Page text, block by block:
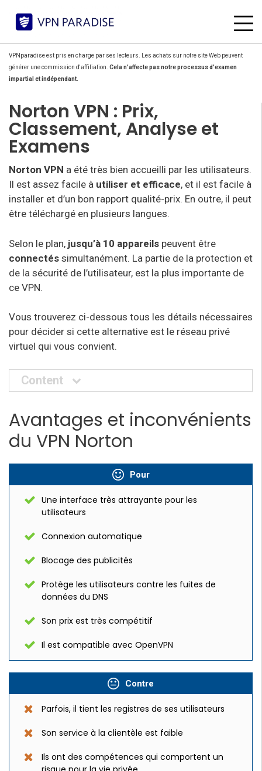
VPNparadise est pris en charge par ses lecteurs. Les achats sur notre site Web peuvent
générer une commission d'affiliation. Cela n'affecte pas notre processus d'examen
impartial et indépendant.
Norton VPN : Prix,
Classement, Analyse et
Examens
Norton VPN a été très bien accueilli par les utilisateurs.
Il est assez facile à utiliser et efficace, et il est facile à
installer et d’un bon rapport qualité-prix. En outre, il peut
être téléchargé en plusieurs langues.
Selon le plan, jusqu’à 10 appareils peuvent être
connectés simultanément. La partie de la protection et
de la sécurité de l’utilisateur, est la plus importante de
ce VPN.
Vous trouverez ci-dessous tous les détails nécessaires
pour décider si cette alternative est le réseau privé
virtuel qui vous convient.
Content
Avantages et inconvénients
du VPN Norton
Pour
Une interface très attrayante pour les
utilisateurs
Connexion automatique
Blocage des publicités
Protège les utilisateurs contre les fuites de
données du DNS
Son prix est très compétitif
Il est compatible avec OpenVPN
Contre
Parfois, il tient les registres de ses utilisateurs
Son service à la clientèle est faible
Ils ont des compétences qui comportent un